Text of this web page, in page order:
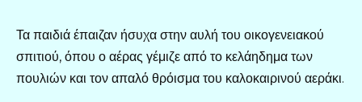
Τα παιδιά έπαιζαν ήσυχα στην αυλή του οικογενειακού
σπιτιού, όπου ο αέρας γέμιζε από το κελάηδημα των
πουλιών και τον απαλό θρόισμα του καλοκαιρινού αεράκι.